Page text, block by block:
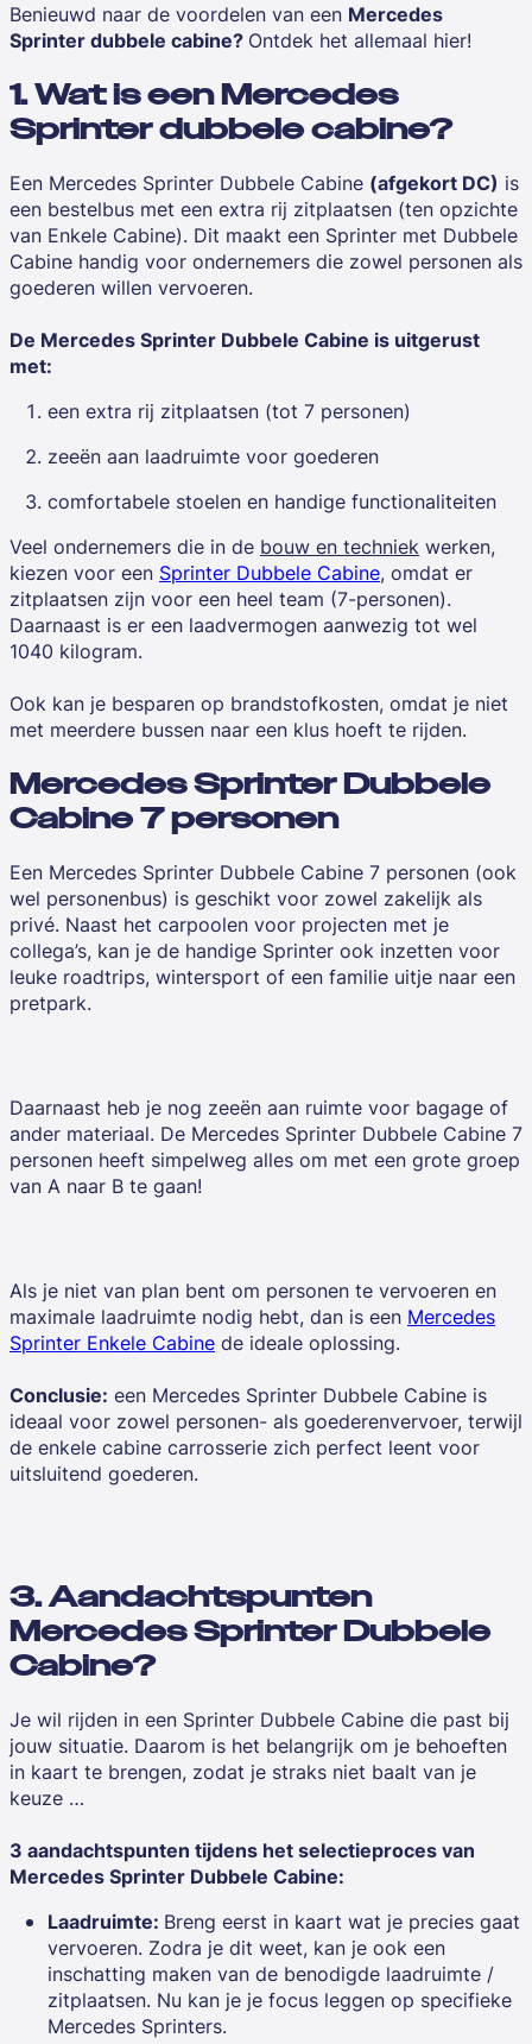
Benieuwd naar de voordelen van een Mercedes
Sprinter dubbele cabine? Ontdek het allemaal hier!
1. Wat is een Mercedes
Sprinter dubbele cabine?
Een Mercedes Sprinter Dubbele Cabine (afgekort DC) is
een bestelbus met een extra rij zitplaatsen (ten opzichte
van Enkele Cabine). Dit maakt een Sprinter met Dubbele
Cabine handig voor ondernemers die zowel personen als
goederen willen vervoeren.
De Mercedes Sprinter Dubbele Cabine is uitgerust
met:
een extra rij zitplaatsen (tot 7 personen)
zeeën aan laadruimte voor goederen
comfortabele stoelen en handige functionaliteiten
Veel ondernemers die in de bouw en techniek werken,
kiezen voor een Sprinter Dubbele Cabine, omdat er
zitplaatsen zijn voor een heel team (7-personen).
Daarnaast is er een laadvermogen aanwezig tot wel
1040 kilogram.
Ook kan je besparen op brandstofkosten, omdat je niet
met meerdere bussen naar een klus hoeft te rijden.
Mercedes Sprinter Dubbele
Cabine 7 personen
Een Mercedes Sprinter Dubbele Cabine 7 personen (ook
wel personenbus) is geschikt voor zowel zakelijk als
privé. Naast het carpoolen voor projecten met je
collega’s, kan je de handige Sprinter ook inzetten voor
leuke roadtrips, wintersport of een familie uitje naar een
pretpark.
Daarnaast heb je nog zeeën aan ruimte voor bagage of
ander materiaal. De Mercedes Sprinter Dubbele Cabine 7
personen heeft simpelweg alles om met een grote groep
van A naar B te gaan!
Als je niet van plan bent om personen te vervoeren en
maximale laadruimte nodig hebt, dan is een Mercedes
Sprinter Enkele Cabine de ideale oplossing.
Conclusie: een Mercedes Sprinter Dubbele Cabine is
ideaal voor zowel personen- als goederenvervoer, terwijl
de enkele cabine carrosserie zich perfect leent voor
uitsluitend goederen.
3. Aandachtspunten
Mercedes Sprinter Dubbele
Cabine?
Je wil rijden in een Sprinter Dubbele Cabine die past bij
jouw situatie. Daarom is het belangrijk om je behoeften
in kaart te brengen, zodat je straks niet baalt van je
keuze …
3 aandachtspunten tijdens het selectieproces van
Mercedes Sprinter Dubbele Cabine:
Laadruimte: Breng eerst in kaart wat je precies gaat
vervoeren. Zodra je dit weet, kan je ook een
inschatting maken van de benodigde laadruimte /
zitplaatsen. Nu kan je je focus leggen op specifieke
Mercedes Sprinters.